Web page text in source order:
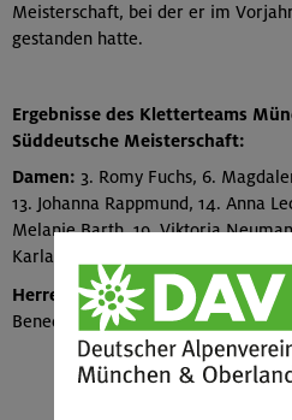
Meisterschaft, bei der er im
gestanden hatte.
Ergebnisse des Kletterteams
Süddeutsche Meisterschaft:
Damen: 3. Romy Fuchs, 6.
13. Johanna Rappmund, 14. Anna
Melanie Barth, 19. Viktoria
Karla Fehrenbach
Herren:
11. Florian Taubmann, 12.
Benedikt Lohmann, 34. Pou-Hei